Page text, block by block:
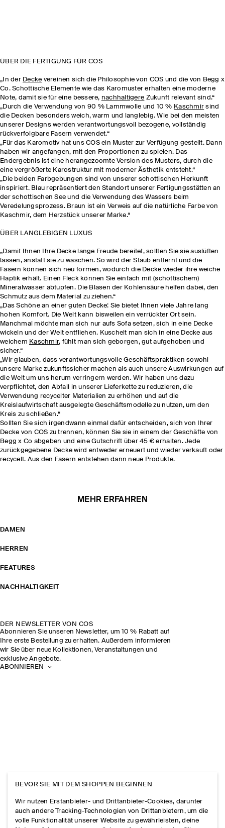
ÜBER DIE FERTIGUNG FÜR COS
„In der Decke vereinen sich die Philosophie von COS und die von Begg x
Co. Schottische Elemente wie das Karomuster erhalten eine moderne
Note, damit sie für eine bessere, nachhaltigere Zukunft relevant sind.“
„Durch die Verwendung von 90 % Lammwolle und 10 % Kaschmir sind
die Decken besonders weich, warm und langlebig. Wie bei den meisten
unserer Designs werden verantwortungsvoll bezogene, vollständig
rückverfolgbare Fasern verwendet.“
„Für das Karomotiv hat uns COS ein Muster zur Verfügung gestellt. Dann
haben wir angefangen, mit den Proportionen zu spielen. Das
Endergebnis ist eine herangezoomte Version des Musters, durch die
eine vergrößerte Karostruktur mit moderner Ästhetik entsteht.“
„Die beiden Farbgebungen sind von unserer schottischen Herkunft
inspiriert. Blau repräsentiert den Standort unserer Fertigungsstätten an
der schottischen See und die Verwendung des Wassers beim
Veredelungsprozess. Braun ist ein Verweis auf die natürliche Farbe von
Kaschmir, dem Herzstück unserer Marke.“
ÜBER LANGLEBIGEN LUXUS
„Damit Ihnen Ihre Decke lange Freude bereitet, sollten Sie sie auslüften
lassen, anstatt sie zu waschen. So wird der Staub entfernt und die
Fasern können sich neu formen, wodurch die Decke wieder ihre weiche
Haptik erhält. Einen Fleck können Sie einfach mit (schottischem)
Mineralwasser abtupfen. Die Blasen der Kohlensäure helfen dabei, den
Schmutz aus dem Material zu ziehen.“
„Das Schöne an einer guten Decke: Sie bietet Ihnen viele Jahre lang
hohen Komfort. Die Welt kann bisweilen ein verrückter Ort sein.
Manchmal möchte man sich nur aufs Sofa setzen, sich in eine Decke
wickeln und der Welt entfliehen. Kuschelt man sich in eine Decke aus
weichem Kaschmir, fühlt man sich geborgen, gut aufgehoben und
sicher.“
„Wir glauben, dass verantwortungsvolle Geschäftspraktiken sowohl
unsere Marke zukunftssicher machen als auch unsere Auswirkungen auf
die Welt um uns herum verringern werden. Wir haben uns dazu
verpflichtet, den Abfall in unserer Lieferkette zu reduzieren, die
Verwendung recycelter Materialien zu erhöhen und auf die
Kreislaufwirtschaft ausgelegte Geschäftsmodelle zu nutzen, um den
Kreis zu schließen.“
Sollten Sie sich irgendwann einmal dafür entscheiden, sich von Ihrer
Decke von COS zu trennen, können Sie sie in einem der Geschäfte von
Begg x Co abgeben und eine Gutschrift über 45 € erhalten. Jede
zurückgegebene Decke wird entweder erneuert und wieder verkauft oder
recycelt. Aus den Fasern entstehen dann neue Produkte.
MEHR ERFAHREN
DAMEN
HERREN
FEATURES
NACHHALTIGKEIT
DER NEWSLETTER VON COS
Abonnieren Sie unseren Newsletter, um 10 % Rabatt auf
Ihre erste Bestellung zu erhalten. Außerdem informieren
wir Sie über neue Kollektionen, Veranstaltungen und
exklusive Angebote.
ABONNIEREN
BEVOR SIE MIT DEM SHOPPEN BEGINNEN
Wir nutzen Erstanbieter- und Drittanbieter-Cookies, darunter
auch andere Tracking-Technologien von Drittanbietern, um die
volle Funktionalität unserer Website zu gewährleisten, deine